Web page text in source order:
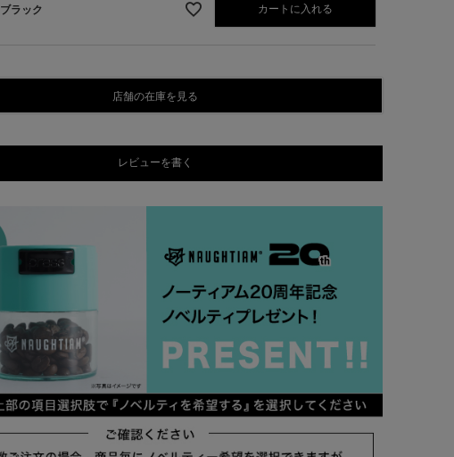
ブラック
ブラック カートに入れる
店舗の在庫を見る
レビューを書く